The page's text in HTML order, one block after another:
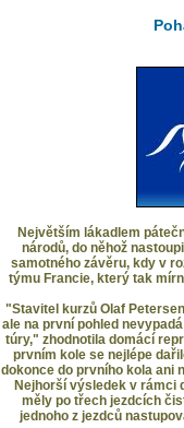
Největším lákadlem
národů, do něhož
samotného závěru, kdy v
týmu Francie, který tak
"Stavitel kurzů Olaf
ale na první pohled
túry," zhodnotila domácí
prvním kole se nejlépe
dokonce do prvního kola ani
Nejhorší výsledek v rámci
měly po třech jezdcích
jednoho z jezdců